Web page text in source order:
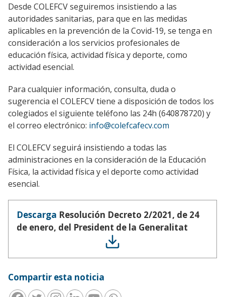
Desde COLEFCV seguiremos insistiendo a las
autoridades sanitarias, para que en las medidas
aplicables en la prevención de la Covid-19, se tenga en
consideración a los servicios profesionales de
educación física, actividad física y deporte, como
actividad esencial.
Para cualquier información, consulta, duda o
sugerencia el COLEFCV tiene a disposición de todos los
colegiados el siguiente teléfono las 24h (640878720) y
el correo electrónico: info@colefcafecv.com
El COLEFCV seguirá insistiendo a todas las
administraciones en la consideración de la Educación
Física, la actividad física y el deporte como actividad
esencial.
Descarga Resolución Decreto 2/2021, de 24
de enero, del President de la Generalitat
Compartir esta noticia